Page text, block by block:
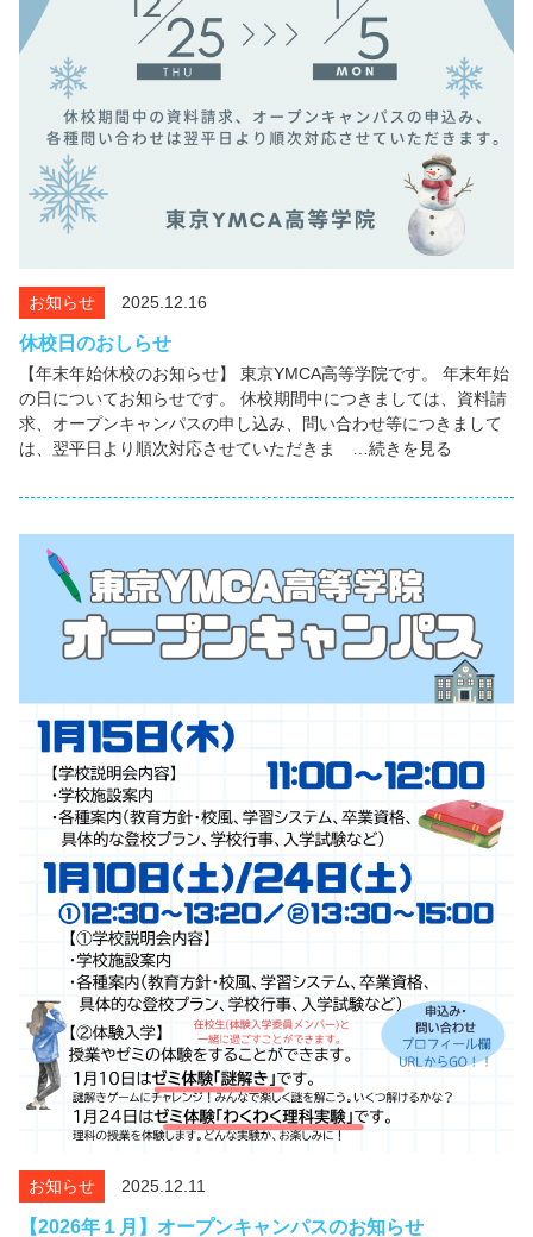
お知らせ 2025.12.16
休校日のおしらせ
【年末年始休校のお知らせ】 東京YMCA高等学院です。 年末年始
の日についてお知らせです。 休校期間中につきましては、資料請
求、オープンキャンパスの申し込み、問い合わせ等につきまして
は、翌平日より順次対応させていただきま …続きを見る
お知らせ 2025.12.11
【2026年１月】オープンキャンパスのお知らせ